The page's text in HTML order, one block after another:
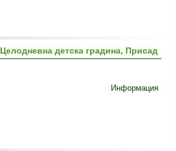
Целодневна детска градина, Присад
Информация